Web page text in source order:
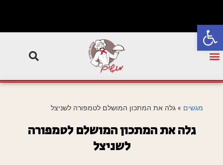
פתח סרגל נגישות
מגשים » גלה את המתכון המושלם לטמפורה לשניצל
גלה את המתכון המושלם לטמפורה
לשניצל